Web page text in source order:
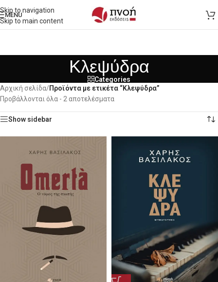
Skip to navigation
Skip to main content
MENU
Κλεψύδρα
Categories
Αρχική σελίδα/Προϊόντα με ετικέτα “Κλεψύδρα”
Προβάλλονται όλα - 2 αποτελέσματα
Show sidebar